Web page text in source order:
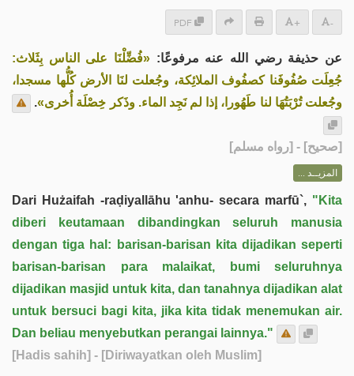
PDF + -
عن حذيفة رضي الله عنه مرفوعًا: «فُضِّلْنَا على الناس بِثَلاث:
جُعِلَت صُفُوفَنا كصفُوف الملائِكة، وجُعلت لنَا الأرض كُلُّها مسجدا،
وجُعلت تُرْبَتُهَا لنا طَهُورا، إذا لم نَجِد الماء. وذَكر خِصْلَة أُخرى».
[صحيح] - [رواه مسلم]
المزيــد ...
Dari Hużaifah -raḍiyallāhu 'anhu- secara marfū`, "Kita
diberi keutamaan dibandingkan seluruh manusia
dengan tiga hal: barisan-barisan kita dijadikan seperti
barisan-barisan para malaikat, bumi seluruhnya
dijadikan masjid untuk kita, dan tanahnya dijadikan alat
untuk bersuci bagi kita, jika kita tidak menemukan air.
Dan beliau menyebutkan perangai lainnya."
[Hadis sahih] - [Diriwayatkan oleh Muslim]